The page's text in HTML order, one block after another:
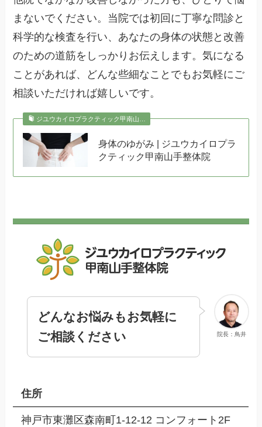
まないでください。当院では初回に丁寧な問診と
科学的な検査を行い、あなたの身体の状態と改善
のための道筋をしっかりお伝えします。気になる
ことがあれば、どんな些細なことでもお気軽にご
相談いただければ嬉しいです。
ジユウカイロプラクティック甲南山…
身体のゆがみ | ジユウカイロプラ
クティック甲南山手整体院
院長：鳥井
どんなお悩みもお気軽に
ご相談ください
住所
神戸市東灘区森南町1-12-12 コンフォート2F